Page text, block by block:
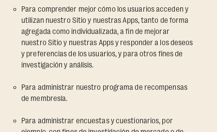
Para comprender mejor cómo los usuarios acceden y
utilizan nuestro Sitio y nuestras Apps, tanto de forma
agregada como individualizada, a fin de mejorar
nuestro Sitio y nuestras Apps y responder a los deseos
y preferencias de los usuarios, y para otros fines de
investigación y análisis.
Para administrar nuestro programa de recompensas
de membresía.
Para administrar encuestas y cuestionarios, por